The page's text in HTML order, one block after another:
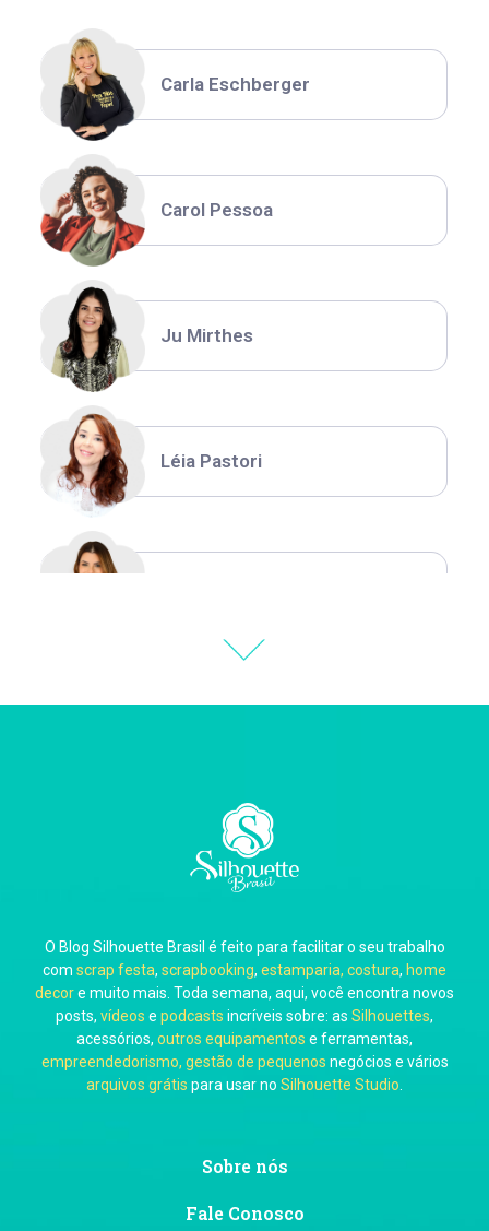
Carla Eschberger
Carol Pessoa
Ju Mirthes
Léia Pastori
Carla Eschberger
Carol Pessoa
Ju Mirthes
O Blog Silhouette Brasil é feito para facilitar o seu trabalho
com scrap festa, scrapbooking, estamparia, costura, home
decore muito mais. Toda semana, aqui, você encontra novos
posts, vídeos e podcasts incríveis sobre: as Silhouettes,
acessórios, outros equipamentos e ferramentas,
empreendedorismo, gestão de pequenos negócios e vários
arquivos grátis para usar no Silhouette Studio
Sobre nós
Fale Conosco